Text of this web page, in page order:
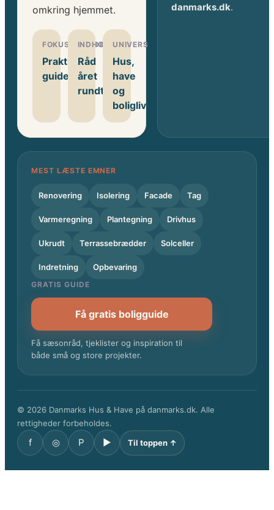
omkring hjemmet.
FOKUSOMRÅDE
Praktiske
guides
INDHOLD
Råd
året
rundt
UNIVERS
Hus,
have
og
boligliv
danmarks.dk.
MEST LÆSTE EMNER
Renovering Isolering Facade Tag
Varmeregning Plantegning Drivhus
Ukrudt Terrassebrædder Solceller
Indretning Opbevaring
GRATIS GUIDE
Få gratis boligguide
Få sæsonråd, tjeklister og inspiration til
både små og store projekter.
© 2026 Danmarks Hus & Have på danmarks.dk. Alle
rettigheder forbeholdes.
f ◎ P ▶ Til toppen ↑